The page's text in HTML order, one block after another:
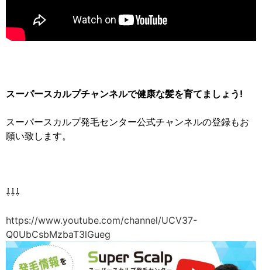
スーパースカルプチャンネルで健康な髪を育てましょう!
スーパースカルプ発毛センター公式チャンネルの登録もお
願い致します。
⇩⇩⇩
https://www.youtube.com/channel/UCV37-
Q0UbCsbMzbaT3lGueg